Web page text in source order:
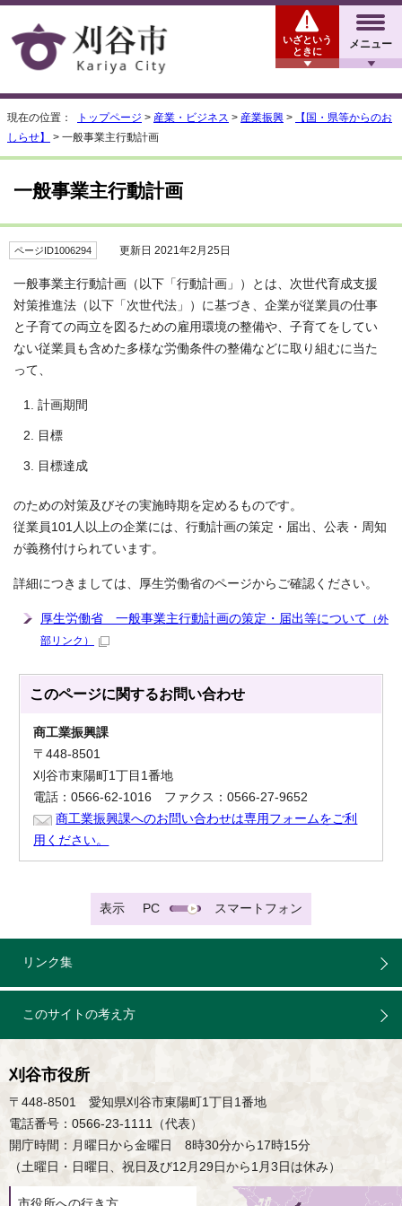
メニュー
いざという
ときに
現在の位置： トップページ > 産業・ビジネス > 産業振興 >
【国・県等からのお
しらせ】
> 一般事業主行動計画
一般事業主行動計画
ページID1006294 更新日 2021年2月25日
一般事業主行動計画（以下「行動計画」）とは、次世代育成支援
対策推進法（以下「次世代法」）に基づき、企業が従業員の仕事
と子育ての両立を図るための雇用環境の整備や、子育てをしてい
ない従業員も含めた多様な労働条件の整備などに取り組むに当た
って、
計画期間
目標
目標達成
のための対策及びその実施時期を定めるものです。
従業員101人以上の企業には、行動計画の策定・届出、公表・周知
が義務付けられています。
詳細につきましては、厚生労働省のページからご確認ください。
厚生労働省 一般事業主行動計画の策定・届出等について （外
部リンク）
このページに関するお問い合わせ
商工業振興課
〒448-8501
刈谷市東陽町1丁目1番地
電話：0566-62-1016 ファクス：0566-27-9652
商工業振興課へのお問い合わせは専用フォームをご利
用ください。
表示 PC スマートフォン
リンク集
このサイトの考え方
刈谷市役所
〒448-8501 愛知県刈谷市東陽町1丁目1番地
電話番号：0566-23-1111（代表）
開庁時間：月曜日から金曜日 8時30分から17時15分
（土曜日・日曜日、祝日及び12月29日から1月3日は休み）